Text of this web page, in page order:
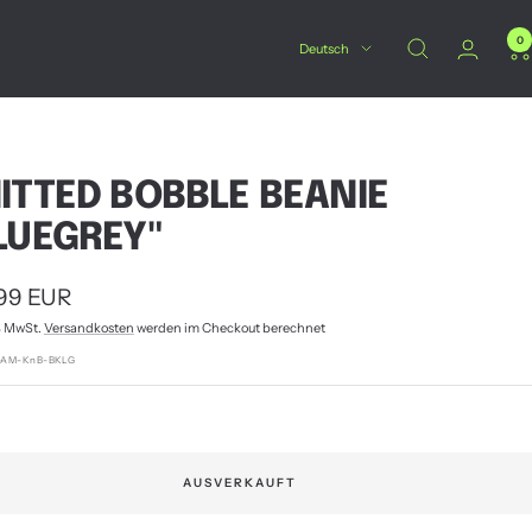
Sprache
Deutsch
0
BOBBLE BEANIE
EUR
MwSt. Versandkosten werden im Checkout berechnet
KnB-BKLG
AUSVERKAUFT